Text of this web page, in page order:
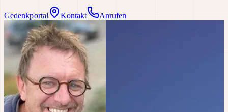
Gedenkportal Kontakt Anrufen